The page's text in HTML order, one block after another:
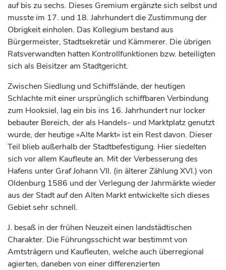
auf bis zu sechs. Dieses Gremium ergänzte sich selbst und
musste im 17. und 18. Jahrhundertdie Zustimmung der
Obrigkeit einholen. Das Kollegium bestand aus
Bürgermeister, Stadtsekretär und Kämmerer. Die übrigen
Ratsverwandten hatten Kontrollfunktionen bzw. beteiligten
sich als Beisitzer am Stadtgericht.
Zwischen Siedlung und Schiffslände, der heutigen
Schlachte mit einer ursprünglich schiffbaren Verbindung
zum Hooksiel, lag ein bis ins 16. Jahrhundertnur locker
bebauter Bereich, der als Handels- und Marktplatz genutzt
wurde, der heutige »Alte Markt« ist ein Rest davon. Dieser
Teil blieb außerhalb der Stadtbefestigung. Hier siedelten
sich vor allem Kaufleute an. Mit der Verbesserung des
Hafens unter GrafJohann VII. (in älterer Zählung XVI.) von
Oldenburg 1586 und der Verlegung der Jahrmärkte wieder
aus der Stadt auf den Alten Markt entwickelte sich dieses
Gebiet sehr schnell.
J. besaß in der frühen Neuzeit einen landstädtischen
Charakter. Die Führungsschicht war bestimmt von
Amtsträgern und Kaufleuten, welche auch überregional
agierten, daneben von einer differenzierten